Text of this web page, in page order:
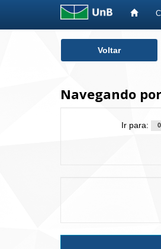
Voltar
Navegando
Ir para: